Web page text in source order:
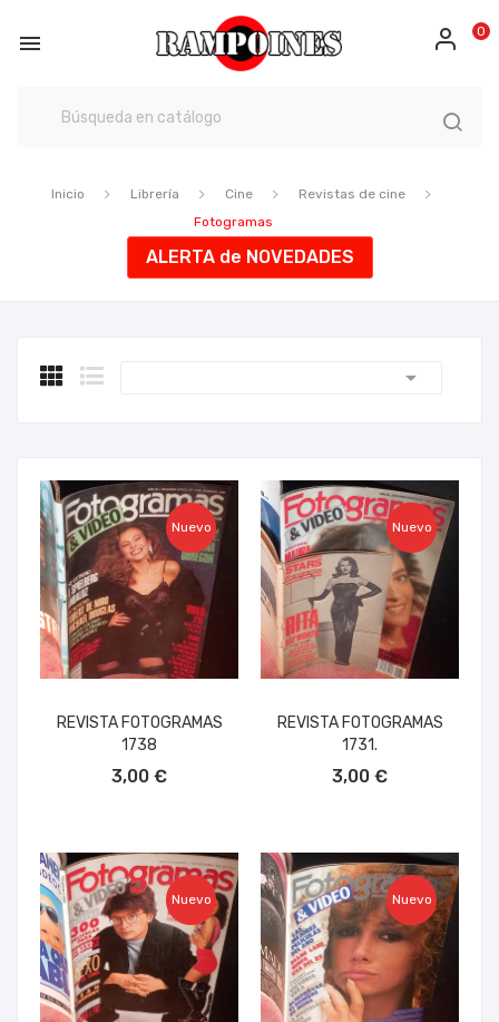
 0
Inicio Librería Cine
Revistas de cine
Fotogramas
ALERTA de NOVEDADES

Nuevo
REVISTA FOTOGRAMAS
1738
3,00 €
Nuevo
REVISTA FOTOGRAMAS
1731.
3,00 €
Nuevo Nuevo